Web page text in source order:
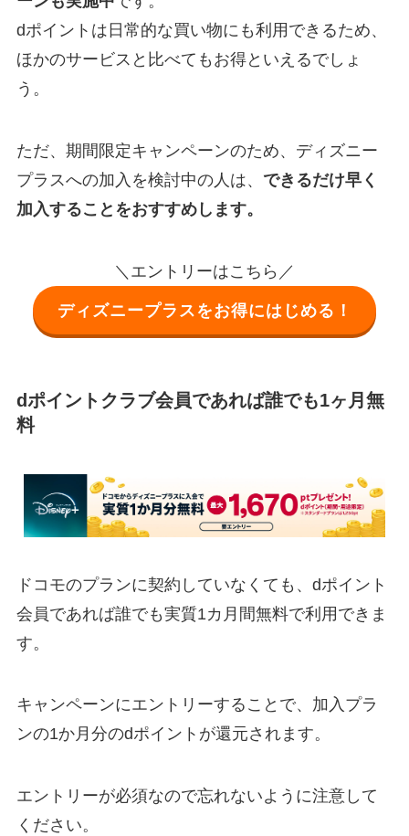
dポイントは日常的な買い物にも利用できるため、
ほかのサービスと比べてもお得といえるでしょ
う。
ただ、期間限定キャンペーンのため、ディズニー
プラスへの加入を検討中の人は、 できるだけ早く
加入することをおすすめします。
＼エントリーはこちら／
ディズニープラスをお得にはじめる！
dポイントクラブ会員であれば誰でも1ヶ月無
料
ドコモのプランに契約していなくても、dポイント
会員であれば誰でも実質1カ月間無料で利用できま
す。
キャンペーンにエントリーすることで、加入プラ
ンの1か月分のdポイントが還元されます。
エントリーが必須なので忘れないように注意して
ください。